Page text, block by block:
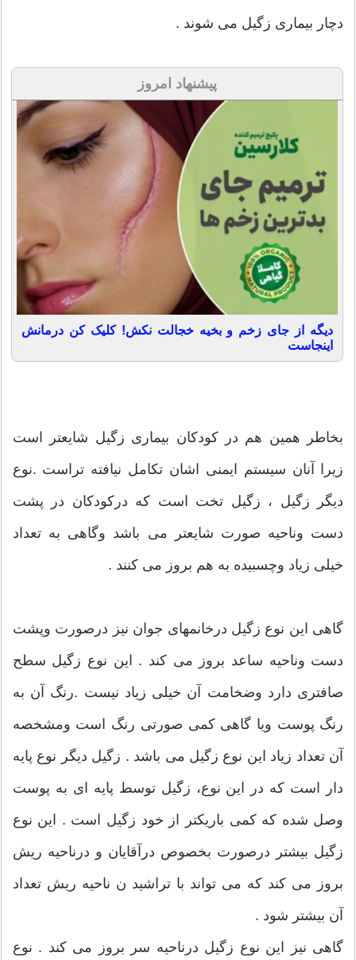
دچار بیماری زگیل می شوند .
پیشنهاد امروز
دیگه از جای زخم و بخیه خجالت نکش! کلیک کن درمانش
اینجاست
بخاطر همین هم در کودکان بیماری زگیل شایعتر است
زیرا آنان سیستم ایمنی اشان تکامل نیافته تراست .نوع
دیگر زگیل ، زگیل تخت است که درکودکان در پشت
دست وناحیه صورت شایعتر می باشد وگاهی به تعداد
خیلی زیاد وچسبیده به هم بروز می کنند .
گاهی این نوع زگیل درخانمهای جوان نیز درصورت وپشت
دست وناحیه ساعد بروز می کند . این نوع زگیل سطح
صافتری دارد وضخامت آن خیلی زیاد نیست .رنگ آن به
رنگ پوست ویا گاهی کمی صورتی رنگ است ومشخصه
آن تعداد زیاد این نوع زگیل می باشد . زگیل دیگر نوع پایه
دار است که در این نوع، زگیل توسط پایه ای به پوست
وصل شده که کمی باریکتر از خود زگیل است . این نوع
زگیل بیشتر درصورت بخصوص درآقایان و درناحیه ریش
بروز می کند که می تواند با تراشید ن ناحیه ریش تعداد
آن بیشتر شود .
گاهی نیز این نوع زگیل درناحیه سر بروز می کند . نوع